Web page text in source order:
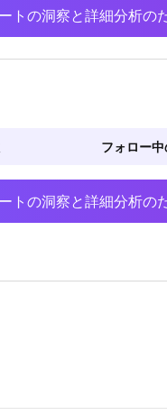
トの洞察と詳細分析の
フォロー
トの洞察と詳細分析の